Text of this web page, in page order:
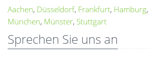
Aachen, Düsseldorf, Frankfurt, Hamburg,
München, Münster, Stuttgart
Sprechen Sie uns an